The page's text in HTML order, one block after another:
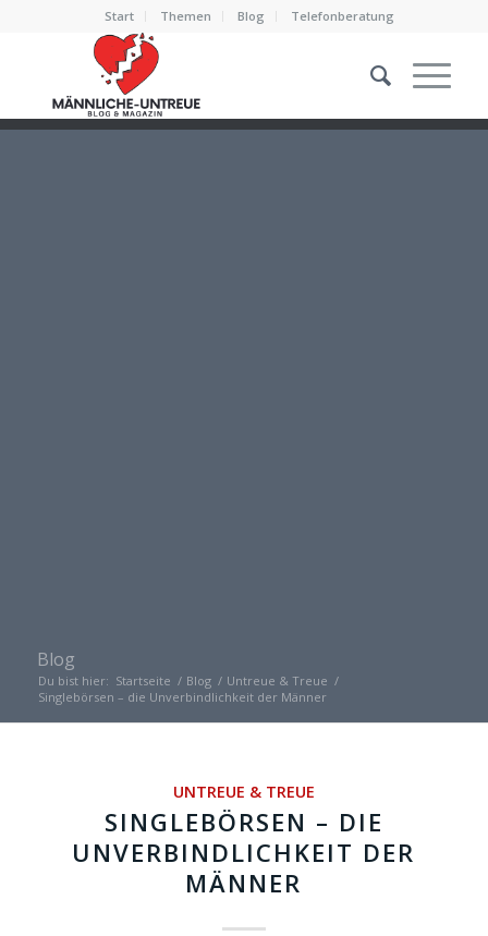
Start Themen Blog Telefonberatung
Blog
Du bist hier: Startseite / Blog / Untreue & Treue /
Singlebörsen – die Unverbindlichkeit der Männer
UNTREUE & TREUE
SINGLEBÖRSEN – DIE
UNVERBINDLICHKEIT DER
MÄNNER